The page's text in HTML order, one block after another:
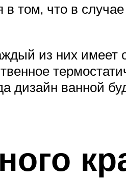
том, что в
из них
дизайн ванной